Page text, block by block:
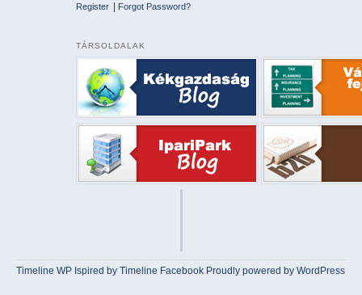
Register Forgot Password?
TÁRSOLDALAK
Timeline WP Ispired byTimeline Facebook Proudly powered by WordPress